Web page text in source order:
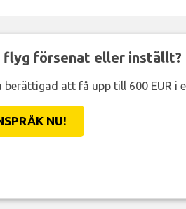
försenat eller inställt?
berättigad att få upp till 600 EUR i
NU!